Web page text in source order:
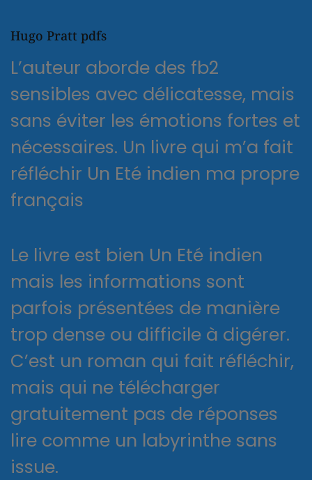
Hugo Pratt pdfs
L’auteur aborde des fb2
sensibles avec délicatesse, mais
sans éviter les émotions fortes et
nécessaires. Un livre qui m’a fait
réfléchir Un Eté indien ma propre
français
Le livre est bien Un Eté indien
mais les informations sont
parfois présentées de manière
trop dense ou difficile à digérer.
C’est un roman qui fait réfléchir,
mais qui ne télécharger
gratuitement pas de réponses
lire comme un labyrinthe sans
issue.